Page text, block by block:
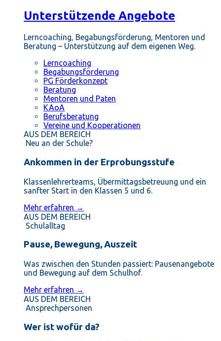
Unterstützende Angebote
Lerncoaching, Begabungsförderung, Mentoren und
Beratung – Unterstützung auf dem eigenen Weg.
Lerncoaching
Begabungsförderung
PG Förderkonzept
Beratung
Mentoren und Paten
KAoA
Berufsberatung
Vereine und Kooperationen
AUS DEM BEREICH
Neu an der Schule?
Ankommen in der Erprobungsstufe
Klassenlehrerteams, Übermittagsbetreuung und ein
sanfter Start in den Klassen 5 und 6.
Mehr erfahren →
AUS DEM BEREICH
Schulalltag
Pause, Bewegung, Auszeit
Was zwischen den Stunden passiert: Pausenangebote
und Bewegung auf dem Schulhof.
Mehr erfahren →
AUS DEM BEREICH
Ansprechpersonen
Wer ist wofür da?